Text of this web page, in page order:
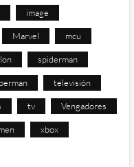
image
Marvel mcu
spiderman
televisión
tv Vengadores
xbox